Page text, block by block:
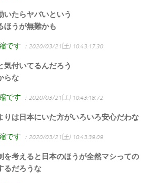
いたらヤバいという
ほうが無難かも
です ：2020/03/21(土) 10:43:17.30
気付いてるんだろう
らな
です ：2020/03/21(土) 10:43:18.72
りは日本にいた方がいろいろ安心だわな
です ：2020/03/21(土) 10:43:39.09
を考えると日本のほうが全然マシっての
るだろうな